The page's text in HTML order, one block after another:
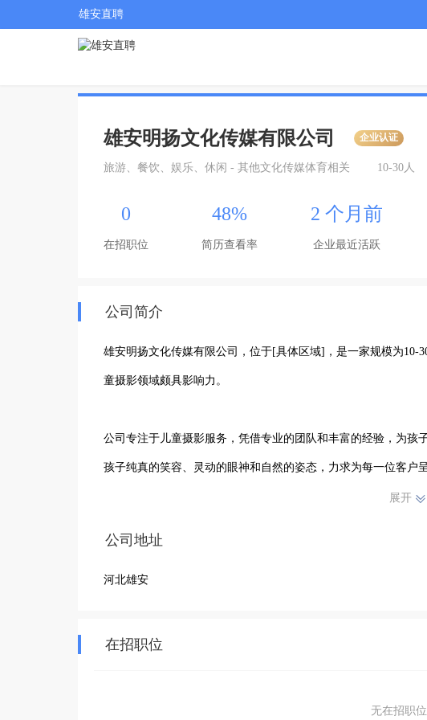
雄安直聘
雄安明扬文化传媒有限公司 企业认证
旅游、餐饮、娱乐、休闲 - 其他文化传媒体育相关 10-30人
0
在招职位
48%
简历查看率
2 个月前
企业最近活跃
公司简介
雄安明扬文化传媒有限公司，位于[具体区域]，是一家规模为10-
童摄影领域颇具影响力。
公司专注于儿童摄影服务，凭借专业的团队和丰富的经验，为孩
孩子纯真的笑容、灵动的眼神和自然的姿态，力求为每一位客户
展开
公司地址
河北雄安
在招职位
无在招职位